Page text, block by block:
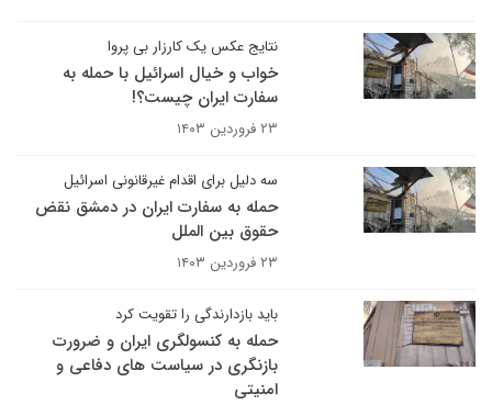
نتایج عکس یک کارزار بی پروا
خواب و خیال اسرائیل با حمله به
سفارت ایران چیست؟!
۲۳ فروردین ۱۴۰۳
سه دلیل برای اقدام غیرقانونی اسرائیل
حمله به سفارت ایران در دمشق نقض
حقوق بین الملل
۲۳ فروردین ۱۴۰۳
باید بازدارندگی را تقویت کرد
حمله به کنسولگری ایران و ضرورت
بازنگری در سیاست های دفاعی و
امنیتی